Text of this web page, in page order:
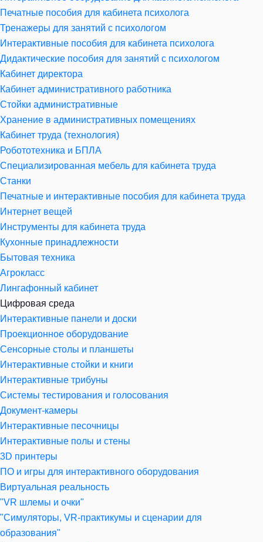
Печатные пособия для кабинета психолога
Тренажеры для занятий с психологом
Интерактивные пособия для кабинета психолога
Дидактические пособия для занятий с психологом
Кабинет директора
Кабинет административного работника
Стойки административные
Хранение в административных помещениях
Кабинет труда (технология)
Робототехника и БПЛА
Специализированная мебель для кабинета труда
Станки
Печатные и интерактивные пособия для кабинета труда
Интернет вещей
Инструменты для кабинета труда
Кухонные принадлежности
Бытовая техника
Агрокласс
Лингафонный кабинет
Цифровая среда
Интерактивные панели и доски
Проекционное оборудование
Сенсорные столы и планшеты
Интерактивные стойки и книги
Интерактивные трибуны
Системы тестирования и голосования
Документ-камеры
Интерактивные песочницы
Интерактивные полы и стены
3D принтеры
ПО и игры для интерактивного оборудования
Виртуальная реальность
"VR шлемы и очки"
"Симуляторы, VR-практикумы и сценарии для
образования"